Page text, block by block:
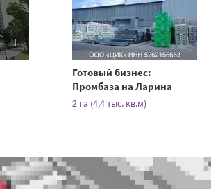
Готовый бизнес:
Промбаза на Ларина
2 га (4,4 тыс. кв.м)